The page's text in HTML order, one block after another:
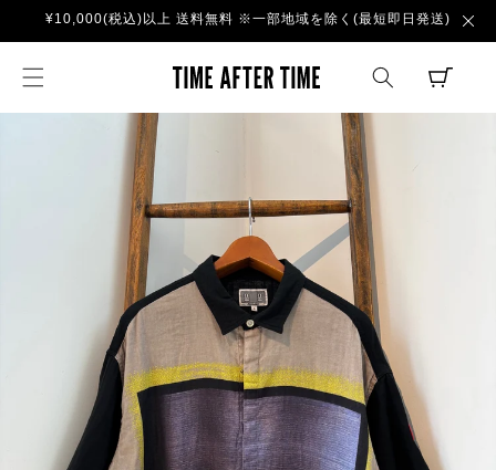
ンツに
進む
¥10,000(税込)以上 送料無料 ※一部地域を除く(最短即日発送)
TIME AFTER
CART